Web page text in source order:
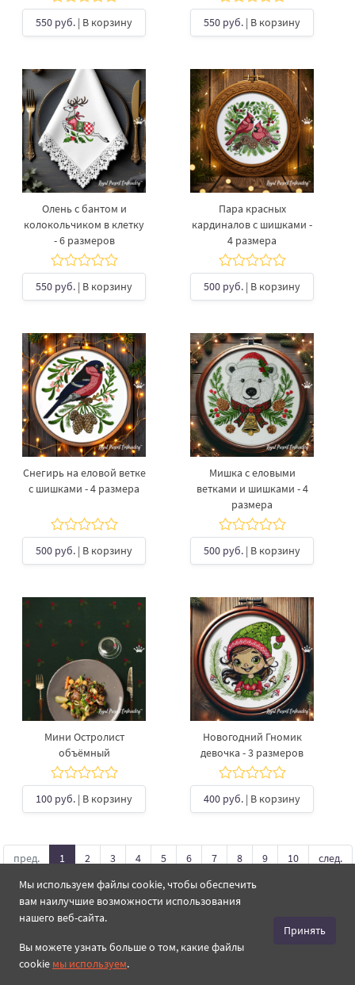
550 руб. | В корзину 550 руб. | В корзину
Олень с бантом и
колокольчиком в клетку
- 6 размеров
550 руб. | В корзину
Пара красных
кардиналов с шишками -
4 размера
500 руб. | В корзину
Снегирь на еловой ветке
с шишками - 4 размера
500 руб. | В корзину
Мишка с еловыми
ветками и шишками - 4
размера
500 руб. | В корзину
Мини Остролист
объёмный
100 руб. | В корзину
Новогодний Гномик
девочка - 3 размеров
400 руб. | В корзину
пред. 1 2 3 4 5 6 7 8 9 10 след.
Новые товары
Мы используем файлы cookie, чтобы обеспечить
вам наилучшие возможности использования
нашего веб-сайта.
Вы можете узнать больше о том, какие файлы
cookie мы используем.
Принять